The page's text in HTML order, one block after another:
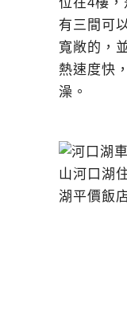
有三間可
寬敞的，
熱速度快
澡。